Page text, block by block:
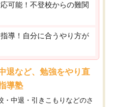
可能！不登校からの難関
導！自分に合うやり方が
退など、勉強をやり直
導塾
・中退・引きこもりなどのさ